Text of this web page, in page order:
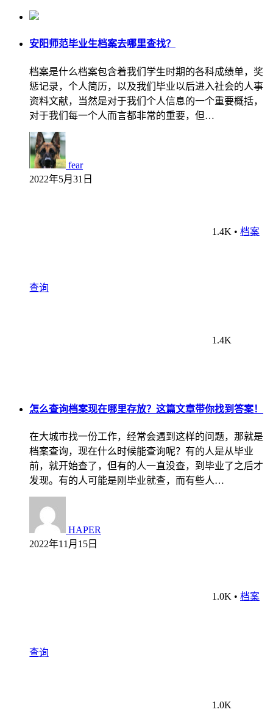
安阳师范毕业生档案去哪里查找？
档案是什么档案包含着我们学生时期的各科成绩单，奖
惩记录，个人简历，以及我们毕业以后进入社会的人事
资料文献，当然是对于我们个人信息的一个重要概括，
对于我们每一个人而言都非常的重要，但…
fear
2022年5月31日
1.4K • 档案
查询
1.4K
怎么查询档案现在哪里存放？这篇文章带你找到答案！
在大城市找一份工作，经常会遇到这样的问题，那就是
档案查询，现在什么时候能查询呢？有的人是从毕业
前，就开始查了，但有的人一直没查，到毕业了之后才
发现。有的人可能是刚毕业就查，而有些人…
HAPER
2022年11月15日
1.0K • 档案
查询
1.0K